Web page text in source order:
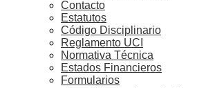
Contacto
Estatutos
Código Disciplinario
Reglamento UCI
Normativa Técnica
Estados Financieros
Formularios